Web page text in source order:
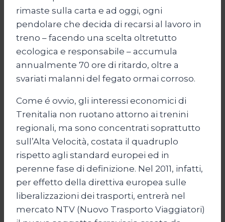
rimaste sulla carta e ad oggi, ogni
pendolare che decida di recarsi al lavoro in
treno – facendo una scelta oltretutto
ecologica e responsabile – accumula
annualmente 70 ore di ritardo, oltre a
svariati malanni del fegato ormai corroso.
Come é ovvio, gli interessi economici di
Trenitalia non ruotano attorno ai trenini
regionali, ma sono concentrati soprattutto
sull’Alta Velocità, costata il quadruplo
rispetto agli standard europei ed in
perenne fase di definizione. Nel 2011, infatti,
per effetto della direttiva europea sulle
liberalizzazioni dei trasporti, entrerà nel
mercato NTV (Nuovo Trasporto Viaggiatori)